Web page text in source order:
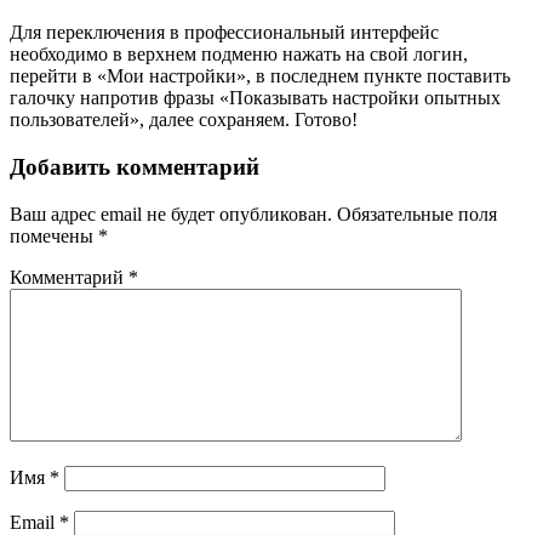
Для переключения в профессиональный интерфейс
необходимо в верхнем подменю нажать на свой логин,
перейти в «Мои настройки», в последнем пункте поставить
галочку напротив фразы «Показывать настройки опытных
пользователей», далее сохраняем. Готово!
Добавить комментарий
Ваш адрес email не будет опубликован. Обязательные поля
помечены *
Комментарий *
Имя *
Email *